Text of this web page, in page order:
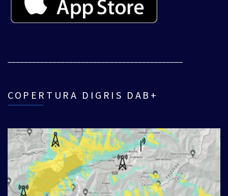
COPERTURA DIGRIS DAB+